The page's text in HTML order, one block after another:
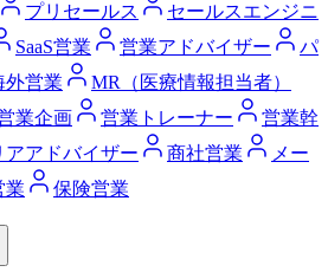
プリセールス
セールスエンジニ
SaaS営業 営業アドバイザー
パ
外営業
MR（医療情報担当者）
業企画 営業トレーナー
営業幹
アアドバイザー 商社営業
メー
業 保険営業